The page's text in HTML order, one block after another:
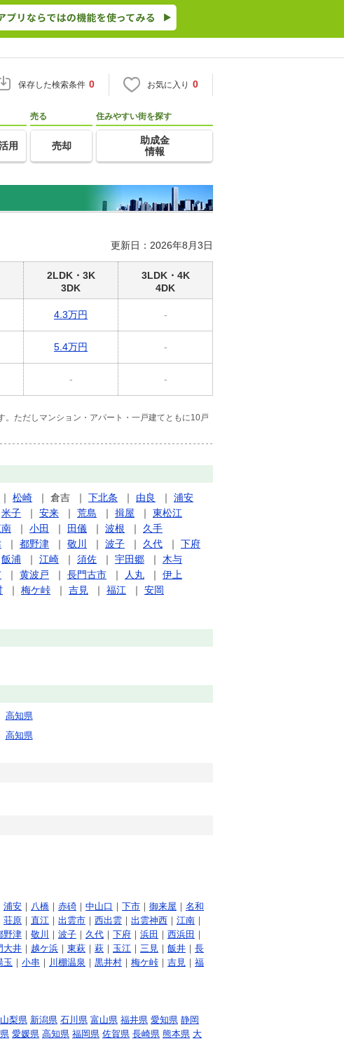
保存した検索条件 0 お気に入り 0
用
売る
売却
住みやすい街を探す
助成金
情報
更新日：2026年8月3日
2LDK・3K
3DK
3LDK・4K
4DK
4.3万円 -
5.4万円 -
- -
ただしマンション・アパート・一戸建てともに10戸
｜ 松崎 ｜ 倉吉 ｜ 下北条 ｜ 由良 ｜ 浦安
米子 ｜ 安来 ｜ 荒島 ｜ 揖屋 ｜ 東松江
｜ 小田 ｜ 田儀 ｜ 波根 ｜ 久手
｜ 都野津 ｜ 敬川 ｜ 波子 ｜ 久代 ｜ 下府
飯浦 ｜ 江崎 ｜ 須佐 ｜ 宇田郷 ｜ 木与
｜ 黄波戸 ｜ 長門古市 ｜ 人丸 ｜ 伊上
｜ 梅ケ峠 ｜ 吉見 ｜ 福江 ｜ 安岡
高知県
高知県
浦安 ｜ 八橋 ｜ 赤碕 ｜ 中山口 ｜ 下市 ｜ 御来屋 ｜ 名和
荘原 ｜ 直江 ｜ 出雲市 ｜ 西出雲 ｜ 出雲神西 ｜ 江南 ｜
野津 ｜ 敬川 ｜ 波子 ｜ 久代 ｜ 下府 ｜ 浜田 ｜ 西浜田 ｜
大井 ｜ 越ケ浜 ｜ 東萩 ｜ 萩 ｜ 玉江 ｜ 三見 ｜ 飯井 ｜ 長
玉 ｜ 小串 ｜ 川棚温泉 ｜ 黒井村 ｜ 梅ケ峠 ｜ 吉見 ｜ 福
山梨県 新潟県 石川県 富山県 福井県 愛知県 静岡
愛媛県 高知県 福岡県 佐賀県 長崎県 熊本県 大